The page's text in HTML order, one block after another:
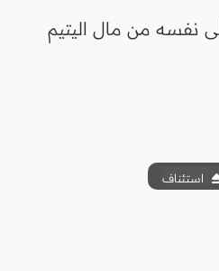
نفسه من مال اليتيم
استئناف